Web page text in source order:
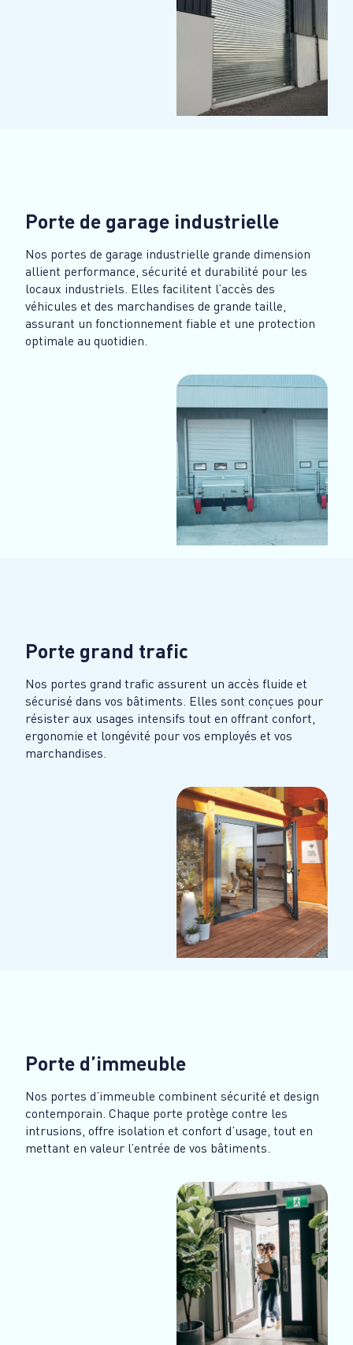
Porte de garage industrielle
Nos portes de garage industrielle grande dimension
allient performance, sécurité et durabilité pour les
locaux industriels. Elles facilitent l’accès des
véhicules et des marchandises de grande taille,
assurant un fonctionnement fiable et une protection
optimale au quotidien.
Porte grand trafic
Nos portes grand trafic assurent un accès fluide et
sécurisé dans vos bâtiments. Elles sont conçues pour
résister aux usages intensifs tout en offrant confort,
ergonomie et longévité pour vos employés et vos
marchandises.
Porte d’immeuble
Nos portes d’immeuble combinent sécurité et design
contemporain. Chaque porte protège contre les
intrusions, offre isolation et confort d’usage, tout en
mettant en valeur l’entrée de vos bâtiments.